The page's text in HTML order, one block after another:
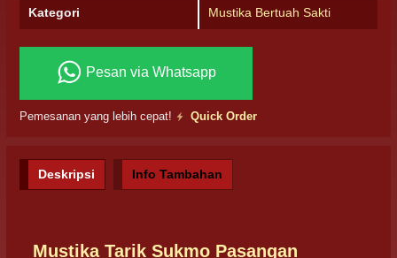
Kategori Mustika Bertuah Sakti
Pesan via Whatsapp
Pemesanan yang lebih cepat! Quick Order
Deskripsi Info Tambahan
Mustika Tarik Sukmo Pasangan